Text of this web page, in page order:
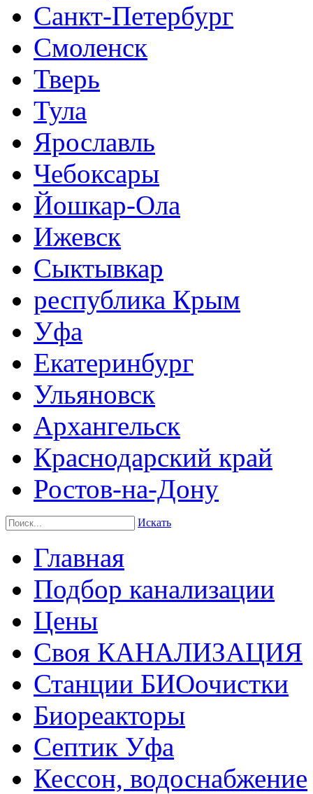
Санкт-Петербург
Смоленск
Тверь
Тула
Ярославль
Чебоксары
Йошкар-Ола
Ижевск
Сыктывкар
республика Крым
Уфа
Екатеринбург
Ульяновск
Архангельск
Краснодарский край
Ростов-на-Дону
Искать
Главная
Подбор канализации
Цены
Своя КАНАЛИЗАЦИЯ
Станции БИОочистки
Биореакторы
Септик Уфа
Кессон, водоснабжение